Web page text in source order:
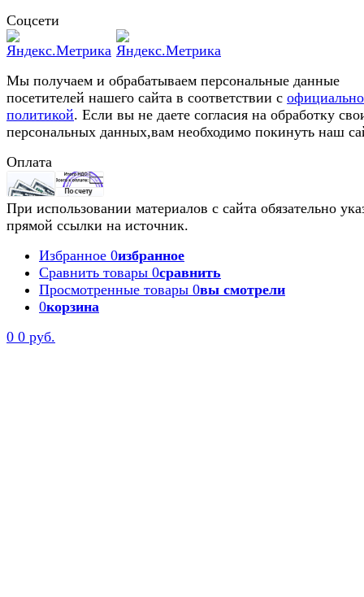
Соцсети
Мы получаем и обрабатываем персональные данные
посетителей нашего сайта в соответствии с
политикой. Если вы не даете согласия на обработку
персональных данных,вам необходимо покинуть наш
Оплата
При использовании материалов с сайта обязательно
прямой ссылки на источник.
Избранное 0избранное
Сравнить товары 0сравнить
Просмотренные товары 0вы смотрели
0корзина
0 0 руб.